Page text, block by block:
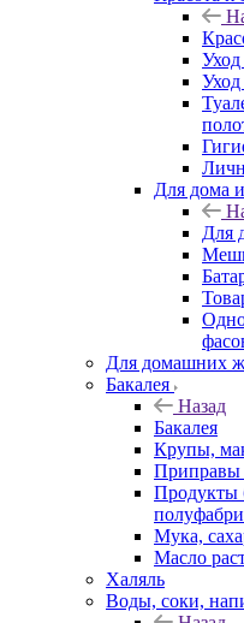
Уход
Уход
Для дома
Для
Для домашних
Бакалея
Назад
Бакалея
Крупы,
Приправы
Продукты
Мука,
Масло
Халяль
Воды, соки,